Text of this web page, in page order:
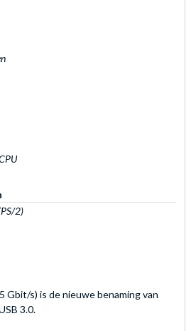
2)
Gbit/s) is de nieuwe benaming van
3.0.